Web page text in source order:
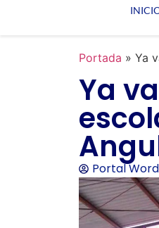
Portada » Ya
Ya
Portal